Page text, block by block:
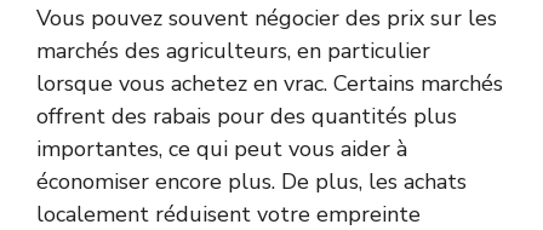
Vous pouvez souvent négocier des prix sur les
marchés des agriculteurs, en particulier
lorsque vous achetez en vrac. Certains marchés
offrent des rabais pour des quantités plus
importantes, ce qui peut vous aider à
économiser encore plus. De plus, les achats
localement réduisent votre empreinte